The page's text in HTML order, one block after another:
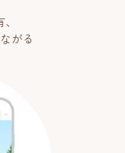
がる